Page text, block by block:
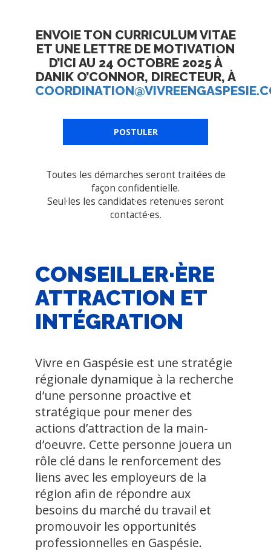
ENVOIE TON CURRICULUM VITAE
ET UNE LETTRE DE MOTIVATION
D’ICI AU 24 OCTOBRE 2025 À
DANIK O’CONNOR, DIRECTEUR, À
POSTULER
Toutes les démarches seront traitées de
façon confidentielle.
Seul·les les candidat·es retenu·es seront
contacté·es.
CONSEILLER·ÈRE
ATTRACTION ET
INTÉGRATION
Vivre en Gaspésie est une stratégie
régionale dynamique à la recherche
d’une personne proactive et
stratégique pour mener des
actions d’attraction de la main-
d’oeuvre. Cette personne jouera un
rôle clé dans le renforcement des
liens avec les employeurs de la
région afin de répondre aux
besoins du marché du travail et
promouvoir les opportunités
professionnelles en Gaspésie.